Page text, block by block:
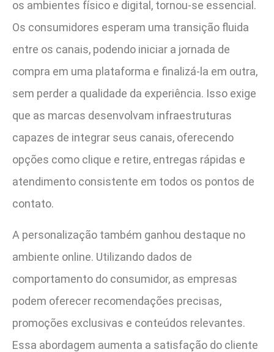
os ambientes físico e digital, tornou-se essencial.
Os consumidores esperam uma transição fluida
entre os canais, podendo iniciar a jornada de
compra em uma plataforma e finalizá-la em outra,
sem perder a qualidade da experiência. Isso exige
que as marcas desenvolvam infraestruturas
capazes de integrar seus canais, oferecendo
opções como clique e retire, entregas rápidas e
atendimento consistente em todos os pontos de
contato.
A personalização também ganhou destaque no
ambiente online. Utilizando dados de
comportamento do consumidor, as empresas
podem oferecer recomendações precisas,
promoções exclusivas e conteúdos relevantes.
Essa abordagem aumenta a satisfação do cliente